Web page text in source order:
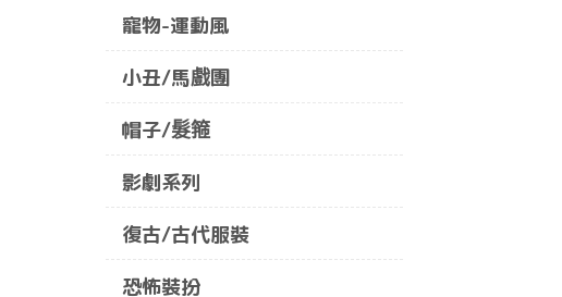
寵物-運動風
小丑/馬戲團
帽子/髮箍
影劇系列
復古/古代服裝
恐怖裝扮